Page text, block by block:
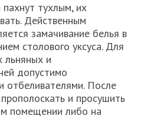
тухлым, их
Действенным
замачивание белья в
столового уксуса. Для
льняных и
допустимо
отбеливателями. После
и просушить
помещении либо на